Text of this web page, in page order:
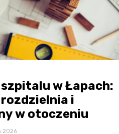
w Łapach:
i
w otoczeniu
2026